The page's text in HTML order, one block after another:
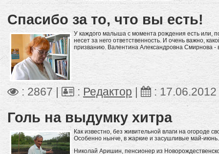
Спасибо за то, что вы есть!
У каждого малыша с момента рождения есть или,
несет за него ответственность. И очень важно,
призванию. Валентина Александровна Смирнова -
: 2867 | : Редактор| :17.06.2012
Голь на выдумку хитра
Как известно, без живительной влаги на огороде
Особенно нынче, в жаркие и засушливые май-июнь.
Николай Аришин, пенсионер из